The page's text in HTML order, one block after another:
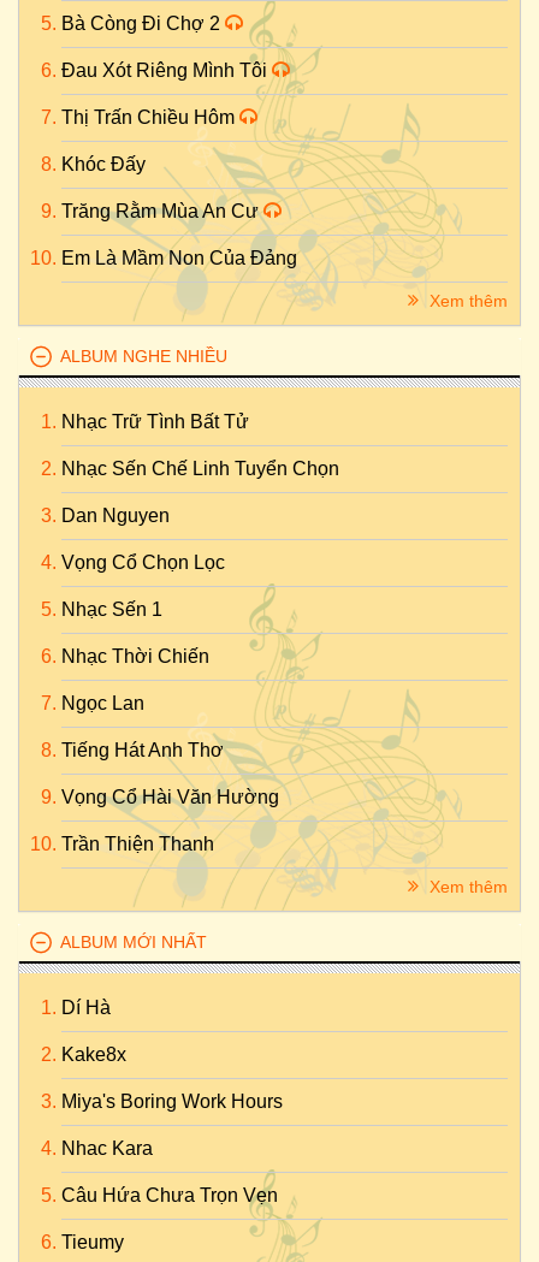
Bà Còng Đi Chợ 2
Đau Xót Riêng Mình Tôi
Thị Trấn Chiều Hôm
Khóc Đấy
Trăng Rằm Mùa An Cư
Em Là Mầm Non Của Đảng
Xem thêm
ALBUM NGHE NHIỀU
Nhạc Trữ Tình Bất Tử
Nhạc Sến Chế Linh Tuyển Chọn
Dan Nguyen
Vọng Cổ Chọn Lọc
Nhạc Sến 1
Nhạc Thời Chiến
Ngọc Lan
Tiếng Hát Anh Thơ
Vọng Cổ Hài Văn Hường
Trần Thiện Thanh
Xem thêm
ALBUM MỚI NHẤT
Dí Hà
Kake8x
Miya's Boring Work Hours
Nhac Kara
Câu Hứa Chưa Trọn Vẹn
Tieumy